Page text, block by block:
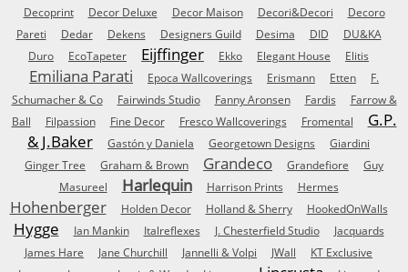
Decoprint
Decor Deluxe Decor Maison Decori&Decori
Decoro
Pareti
Dedar Dekens Designers Guild Desima DID
DU&KA
Duro
EcoTapeter Eijffinger Ekko Elegant House Elitis
Emiliana Parati Epoca Wallcoverings Erismann Etten
F.
Schumacher & Co
Fairwinds Studio Fanny Aronsen Fardis
Farrow &
Ball
Filpassion Fine Decor Fresco Wallcoverings Fromental
G.P.
& J.Baker
Gastón y Daniela Georgetown Designs
Giardini
Ginger Tree
Graham & Brown Grandeco Grandefiore
Guy
Masureel
Harlequin Harrison Prints Hermes
Hohenberger Holden Decor Holland & Sherry HookedOnWalls
Hygge Ian Mankin Italreflexes J. Chesterfield Studio
Jacquards
James Hare
Jane Churchill Jannelli & Volpi JWall
KT Exclusive